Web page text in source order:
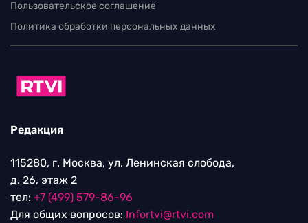
Пользовательское соглашение
Политика обработки персональных данных
Редакция
115280, г. Москва, ул. Ленинская слобода,
д. 26, этаж 2
тел: +7 (499) 579-86-96
Для общих вопросов: Infortvi@rtvi.com